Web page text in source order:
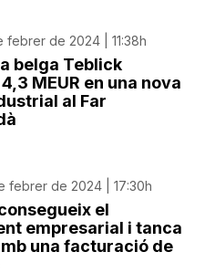
febrer de 2024 | 11:38h
belga Teblick
MEUR en una nova
al Far
febrer de 2024 | 17:30h
el
empresarial i tanca
una facturació de